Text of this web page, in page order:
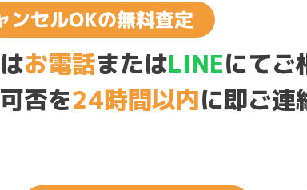
お電話またはLINEにてご
否を24時間以内に即ご連